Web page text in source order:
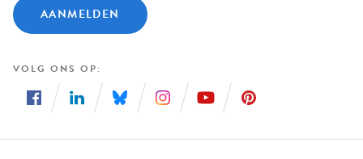
AANMELDEN
VOLG ONS OP
ons
ons
ons
ons
ons
ons